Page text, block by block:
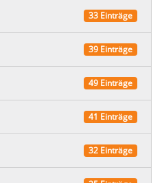
33 Einträge
39 Einträge
49 Einträge
41 Einträge
32 Einträge